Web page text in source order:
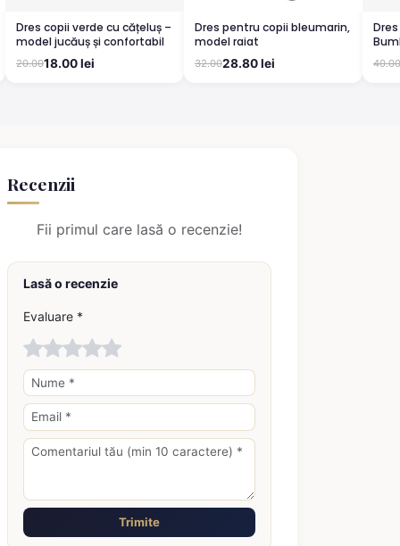
Dres copii verde cu cățeluș –
model jucăuș și confortabil
20.0018.00 lei
Dres pentru copii bleumarin,
model raiat
32.0028.80 lei 40.00
Recenzii
Fii primul care lasă o recenzie!
Lasă o recenzie
Evaluare *
Trimite